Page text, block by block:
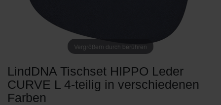
Vergrößern durch berühren
LindDNA Tischset HIPPO Leder
CURVE L 4-teilig in verschiedenen
Farben